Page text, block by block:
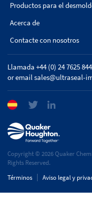
Productos para el
Acerca de
Contacte con nosotros
Llamada +44 (0) 24 7625
or emailsales@ultraseal-
Copyright © 2026 Quaker
Rights Reserved.
Términos
Aviso legal y